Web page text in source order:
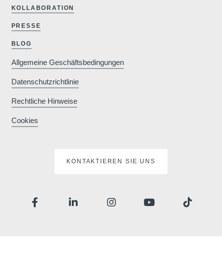
KOLLABORATION
PRESSE
BLOG
Allgemeine Geschäftsbedingungen
Datenschutzrichtlinie
Rechtliche Hinweise
Cookies
KONTAKTIEREN SIE UNS